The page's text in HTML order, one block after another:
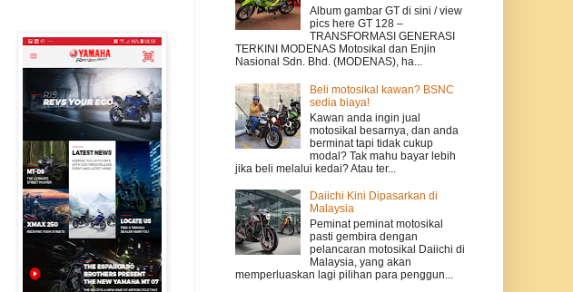
Album gambar GT di sini / view
pics here GT 128 –
TRANSFORMASI GENERASI
TERKINI MODENAS Motosikal dan Enjin
Nasional Sdn. Bhd. (MODENAS), ha...
Beli motosikal kawan? BSNC
sedia biaya!
Kawan anda ingin jual
motosikal besarnya, dan anda
berminat tapi tidak cukup
modal? Tak mahu bayar lebih
jika beli melalui kedai? Atau ter...
Daiichi Kini Dipasarkan di
Malaysia
Peminat peminat motosikal
pasti gembira dengan
pelancaran motosikal Daiichi di
Malaysia, yang akan
memperluaskan lagi pilihan para penggun...